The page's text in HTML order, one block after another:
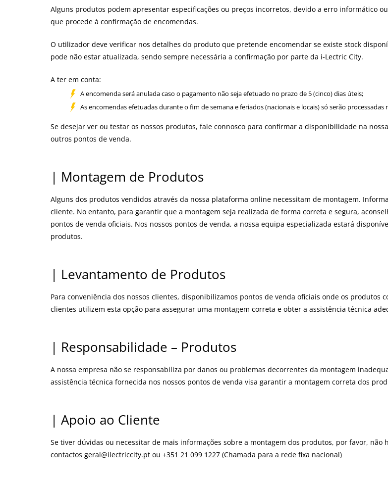
Alguns produtos podem apresentar especificações ou preços incorretos, devido a erro informático
que procede à confirmação de encomendas.
O utilizador deve verificar nos detalhes do produto que pretende encomendar se existe stock
pode não estar atualizada, sendo sempre necessária a confirmação por parte da i-Lectric City.
A ter em conta:
A encomenda será anulada caso o pagamento não seja efetuado no prazo de 5 (cinco) dias úteis;
As encomendas efetuadas durante o fim de semana e feriados (nacionais e locais) só serão processadas
Se desejar ver ou testar os nossos produtos, fale connosco para confirmar a disponibilidade na
outros pontos de venda.
| Montagem de Produtos
Alguns dos produtos vendidos através da nossa plataforma online necessitam de montagem.
cliente. No entanto, para garantir que a montagem seja realizada de forma correta e segura,
pontos de venda oficiais. Nos nossos pontos de venda, a nossa equipa especializada estará
produtos.
| Levantamento de Produtos
Para conveniência dos nossos clientes, disponibilizamos pontos de venda oficiais onde os produtos
clientes utilizem esta opção para assegurar uma montagem correta e obter a assistência técnica
| Responsabilidade – Produtos
A nossa empresa não se responsabiliza por danos ou problemas decorrentes da montagem
assistência técnica fornecida nos nossos pontos de venda visa garantir a montagem correta dos
| Apoio ao Cliente
Se tiver dúvidas ou necessitar de mais informações sobre a montagem dos produtos, por favor, não
contactos geral@ilectriccity.pt ou +351 21 099 1227 (Chamada para a rede fixa nacional)